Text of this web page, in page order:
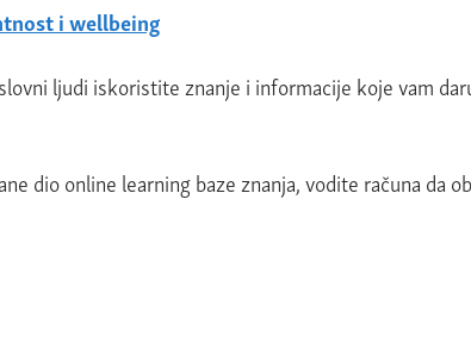
i wellbeing
ljudi iskoristite znanje i informacije koje vam
dio online learning baze znanja, vodite računa da